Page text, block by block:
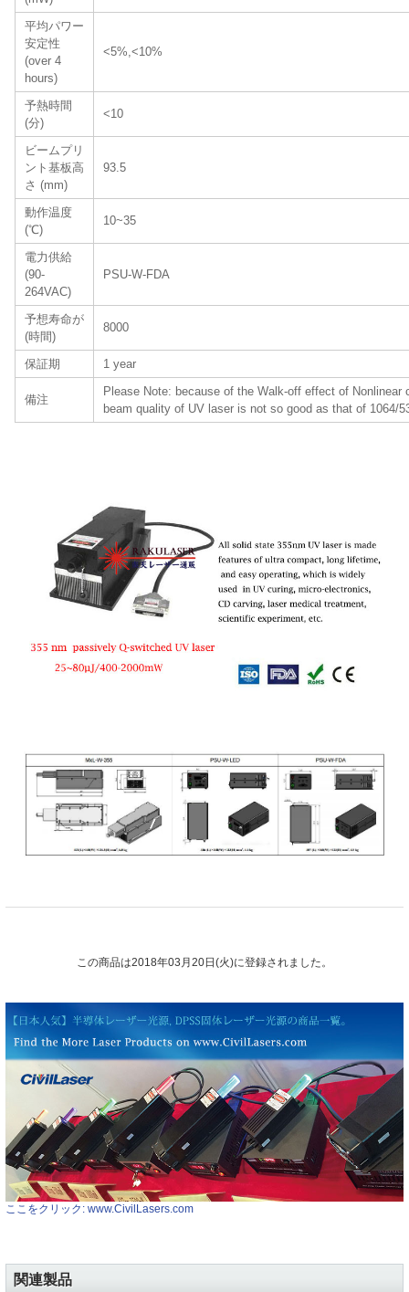
平均パワー
安定性
(over 4
hours)
<5%,<10%
予熱時間
(分)
<10
ビームプリ
ント基板高
さ (mm)
93.5
動作温度
(℃)
10~35
電力供給
(90-
264VAC)
PSU-W-FDA
予想寿命が
(時間)
8000
保証期 1 year
備注
Please Note: because of the Walk-off effect of Nonlinear
beam quality of UV laser is not so good as that of 1064/
この商品は2018年03月20日(火)に登録されました。
ここをクリック: www.CivilLasers.com
関連製品